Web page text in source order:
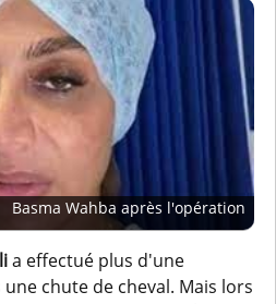
Basma Wahba après l'opération
a effectué plus d'une
chute de cheval. Mais lors